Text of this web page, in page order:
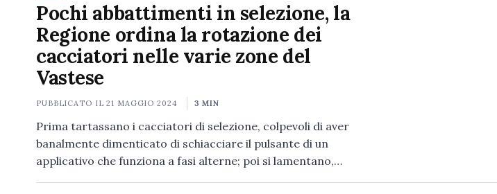
Pochi abbattimenti in selezione, la
Regione ordina la rotazione dei
cacciatori nelle varie zone del
Vastese
PUBBLICATO IL21 MAGGIO 2024 3 MIN
Prima tartassano i cacciatori di selezione, colpevoli di aver
banalmente dimenticato di schiacciare il pulsante di un
applicativo che funziona a fasi alterne; poi si lamentano,…